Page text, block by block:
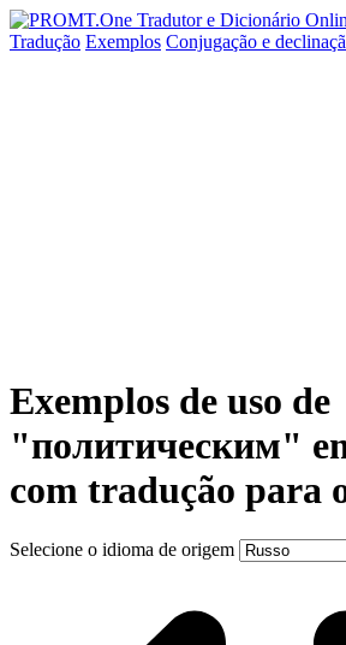
Tradução Exemplos Conjugação e
Exemplos de uso de
"политическим"
com tradução para
Selecione o idioma de origem